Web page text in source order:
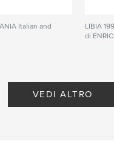
Italian and
LIBIA
di
VEDI ALTRO